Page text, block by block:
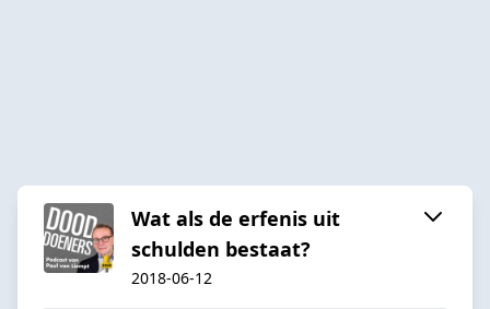
Wat als de erfenis uit
schulden bestaat?
2018-06-12